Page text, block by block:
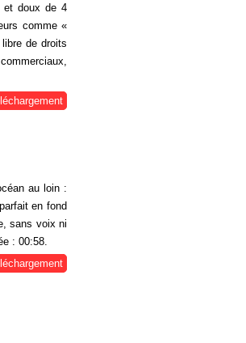
et doux de 4
comme «
de droits
au loin :
en fond
sans voix ni
: 00:58.